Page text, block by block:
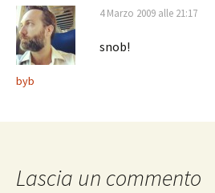
byb
4 Marzo 2009 alle 21:17
snob!
Lascia un commento